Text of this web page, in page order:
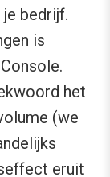
bedrijf.
is
het
(we
eruit